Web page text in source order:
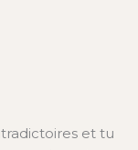
et tu